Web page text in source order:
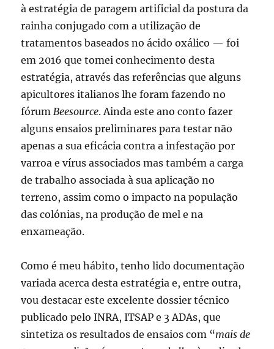
à estratégia de paragem artificial da postura da
rainha conjugado com a utilização de
tratamentos baseados no ácido oxálico — foi
em 2016 que tomei conhecimento desta
estratégia, através das referências que alguns
apicultores italianos lhe foram fazendo no
fórumBeesource. Ainda este ano conto fazer
alguns ensaios preliminares para testar não
apenas a sua eficácia contra a infestação por
varroa e vírus associados mas também a carga
de trabalho associada à sua aplicação no
terreno, assim como o impacto na população
das colónias, na produção de mel e na
enxameação.
Como é meu hábito, tenho lido documentação
variada acerca desta estratégia e, entre outra,
vou destacar este excelente dossier técnico
publicado pelo INRA, ITSAP e 3 ADAs, que
sintetiza os resultados de ensaios com “mais de